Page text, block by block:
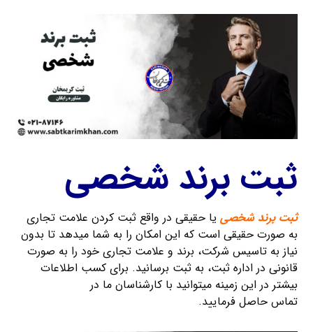
ثبت برند شخصی
ثبت برند شخصی یا حقیقی در واقع ثبت کردن علامت تجاری
به صورت حقیقی است که این امکان را به شما میدهد تا بدون
نیاز به تاسیس شرکت، برند و علامت تجاری خود را به صورت
قانونی در اداره ثبت، به ثبت برسانید. برای کسب اطلاعات
بیشتر در این زمینه میتوانید با کارشناسان ما در
تماس حاصل فرمایید.